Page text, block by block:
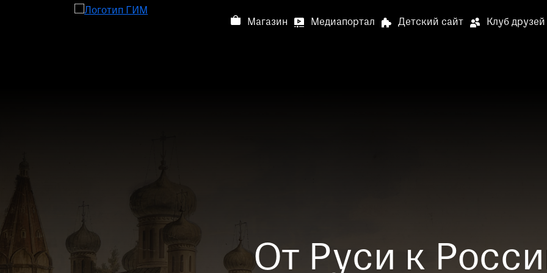
Магазин Медиапортал Детский сайт Клуб друзей
Выставки и события О
Просим
Ваше
От Руси к